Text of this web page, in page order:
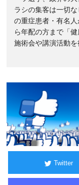
ラシの集客は一切
の重症患者・有名
ら年配の方まで「
施術会や講演活動を
Twitter